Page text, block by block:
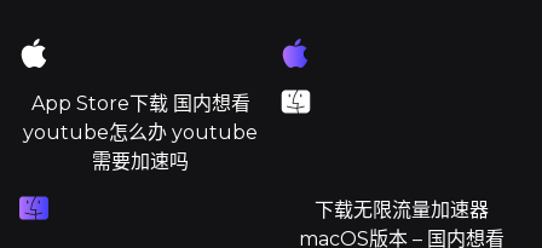
App Store下载 国内想看
youtube怎么办 youtube
需要加速吗
下载无限流量加速器
macOS版本 – 国内想看